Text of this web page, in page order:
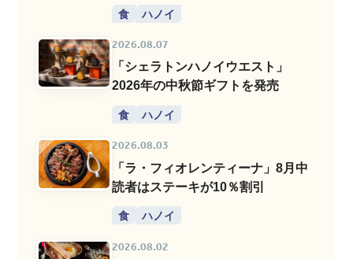
食 ハノイ
2026.08.07
「シェラトンハノイウエスト」
2026年の中秋節ギフトを発売
食 ハノイ
2026.08.03
「ラ・フィオレンティーナ」8月中
読者はステーキが10％割引
食 ハノイ
2026.08.02